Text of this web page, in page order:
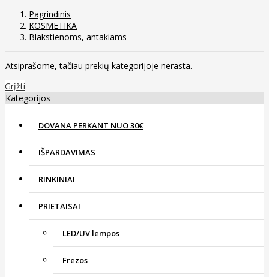
Pagrindinis
KOSMETIKA
Blakstienoms, antakiams
Atsiprašome, tačiau prekių kategorijoje nerasta.
Grįžti
Kategorijos
DOVANA PERKANT NUO 30€
IŠPARDAVIMAS
RINKINIAI
PRIETAISAI
LED/UV lempos
Frezos